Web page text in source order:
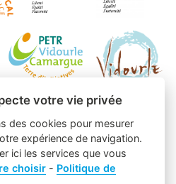
votre vie privée
des cookies pour mesurer
expérience de navigation.
ici les services que vous
choisir - Politique de